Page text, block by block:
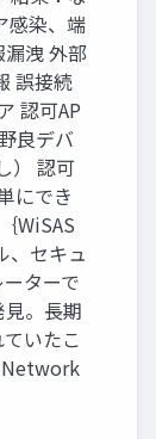
感染、端
洩 外部
誤接続
認可AP
良デバ
） 認可
にでき
WiSAS
、セキュ
ターで
。長期
いたこ
Network